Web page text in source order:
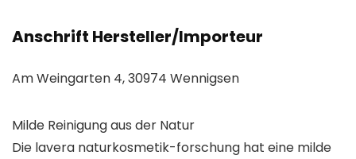
Anschrift Hersteller/Importeur
Am Weingarten 4, 30974 Wennigsen
Milde Reinigung aus der Natur
Die lavera naturkosmetik-forschung hat eine milde